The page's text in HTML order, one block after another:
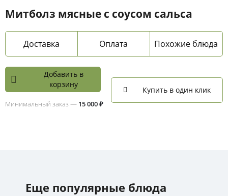
Митболз мясные с соусом сальса
Доставка Оплата Похожие блюда
Добавить в
корзину
Минимальный заказ — 15 000 ₽
Купить в один клик
Еще популярные блюда